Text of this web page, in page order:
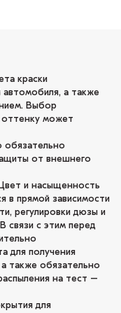
краски
автомобиля, а также
Выбор
оттенку может
обязательно
от внешнего
и насыщенность
в прямой зависимости
регулировки дюзы и
связи с этим перед
для получения
также обязательно
на тест –
для